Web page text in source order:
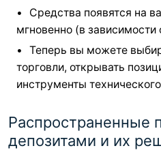
Средства появятся на
мгновенно (в зависимости
Теперь вы можете
торговли, открывать
инструменты
Распространенные
депозитами и их